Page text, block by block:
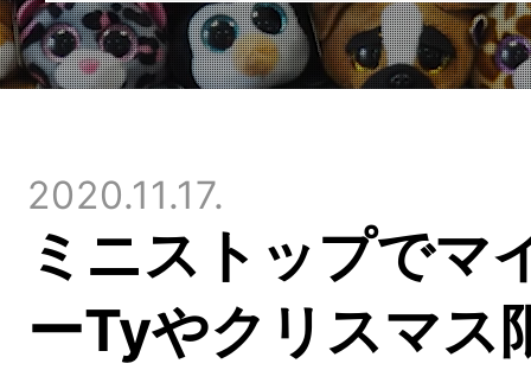
2020.11.17.
ミニストップでマ
ーTyやクリスマス